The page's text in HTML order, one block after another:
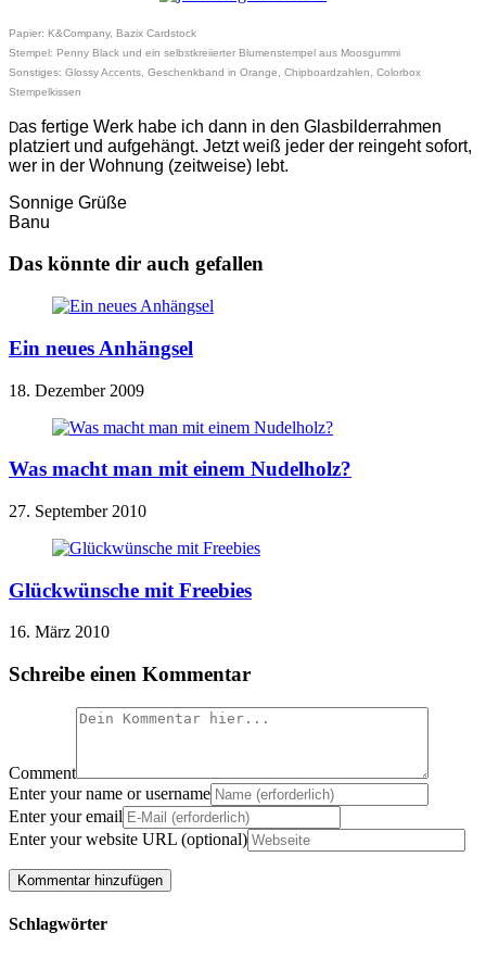
Papier: K&Company, Bazix Cardstock
Stempel: Penny Black und ein selbstkreiierter Blumenstempel aus Moosgummi
Sonstiges: Glossy Accents, Geschenkband in Orange, Chipboardzahlen, Colorbox
Stempelkissen
Das fertige Werk habe ich dann in den Glasbilderrahmen
platziert und aufgehängt. Jetzt weiß jeder der reingeht sofort,
wer in der Wohnung (zeitweise) lebt.
Sonnige Grüße
Banu
Das könnte dir auch gefallen
Ein neues Anhängsel
18. Dezember 2009
Was macht man mit einem Nudelholz?
27. September 2010
Glückwünsche mit Freebies
16. März 2010
Schreibe einen Kommentar
Comment
Enter your name or username
Enter your email
Enter your website URL (optional)
Schlagwörter